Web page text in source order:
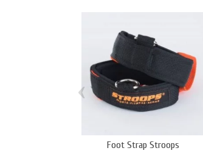
Foot Strap Stroops
‹